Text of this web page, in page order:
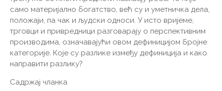
само материјално богатство, већ су и уметничка дела,
положаји, па чак и људски односи. У исто вријеме,
трговци и привредници разговарају о перспективним
производима, означавајући овом дефиницијом бројне
категорије. Које су разлике између дефиниција и како
направити разлику?
Садржај чланка